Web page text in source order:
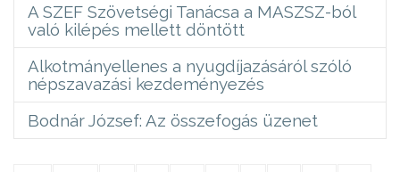
A SZEF Szövetségi Tanácsa a MASZSZ-ból
való kilépés mellett döntött
Alkotmányellenes a nyugdíjazásáról szóló
népszavazási kezdeményezés
Bodnár József: Az összefogás üzenet